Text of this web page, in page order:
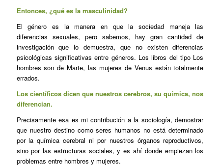
Entonces, ¿qué es la masculinidad?
El género es la manera en que la sociedad maneja las
diferencias sexuales, pero sabemos, hay gran cantidad de
investigación que lo demuestra, que no existen diferencias
psicológicas significativas entre géneros. Los libros del tipo Los
hombres son de Marte, las mujeres de Venus están totalmente
errados.
Los científicos dicen que nuestros cerebros, su química, nos
diferencian.
Precisamente esa es mi contribución a la sociología, demostrar
que nuestro destino como seres humanos no está determinado
por la química cerebral ni por nuestros órganos reproductivos,
sino por las estructuras sociales, y es ahí donde empiezan los
problemas entre hombres y mujeres.